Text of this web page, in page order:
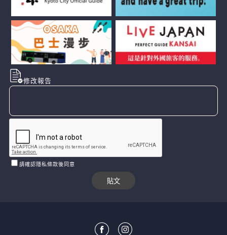
修改報告
請確認隱私條款後同意